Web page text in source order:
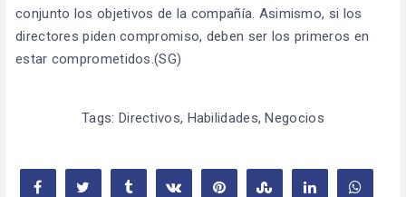
conjunto los objetivos de la compañía. Asimismo, si los
directores piden compromiso, deben ser los primeros en
estar comprometidos.(SG)
Tags: Directivos, Habilidades,Negocios